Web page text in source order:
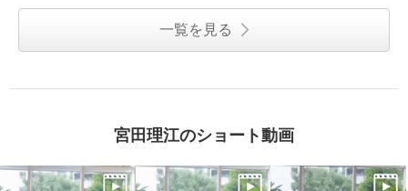
一覧を見る
宮田理江のショート動画